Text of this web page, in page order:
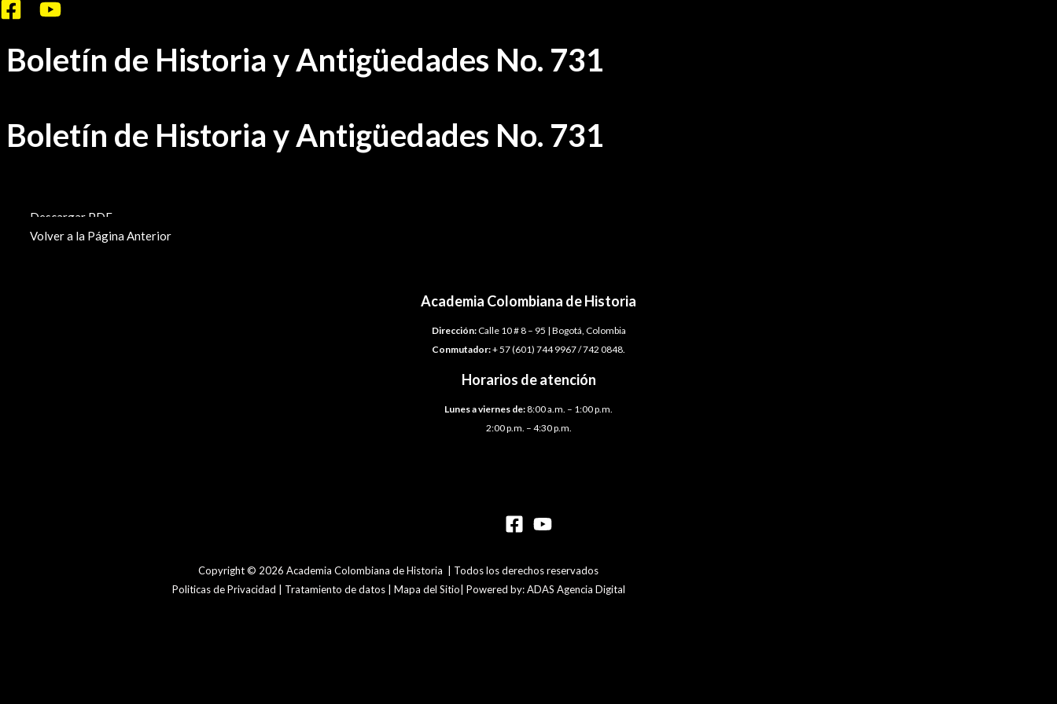
Ir
contenido
Boletín de Historia y Antigüedades No. 731
Boletín de Historia y Antigüedades No. 731
Descargar PDF
Volver a la Página Anterior
Academia Colombiana de Historia
Dirección:Calle 10 # 8 – 95 | Bogotá, Colombia
Conmutador:+ 57 (601) 744 9967 / 742 0848.
Horarios de atención
Lunes a viernes de:8:00 a.m. – 1:00 p.m.
2:00 p.m. – 4:30 p.m.
Copyright © 2026 Academia Colombiana de Historia | Todos los derechos reservados
Politicas de Privacidad | Tratamiento de datos | Mapa del Sitio| Powered by: ADAS Agencia Digital